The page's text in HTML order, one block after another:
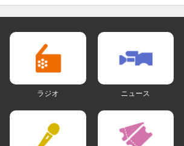
ラジオ ニュース